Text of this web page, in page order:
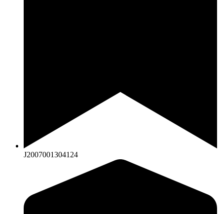
J2007001304124